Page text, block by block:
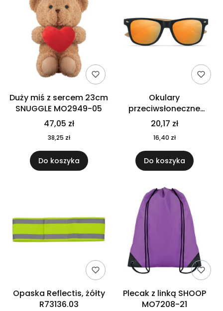
Duży miś z sercem 23cm
SNUGGLE MO2949-05
47,05 zł
38,25 zł
Do koszyka
Okulary
przeciwsłoneczne
CALIFORNIA TOUCH
MO9617-10
20,17 zł
16,40 zł
Do koszyka
Opaska Reflectis, żółty
R73136.03
Plecak z linką SHOOP
MO7208-21